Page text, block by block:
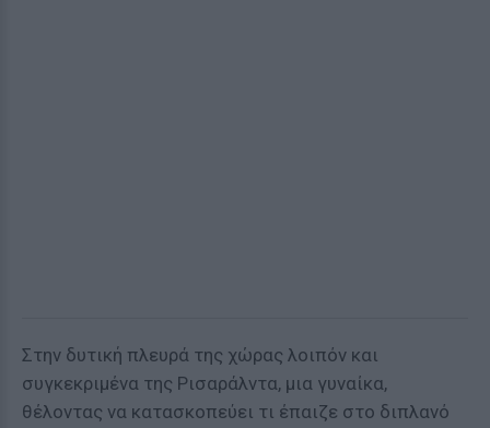
Στην δυτική πλευρά της χώρας λοιπόν και
συγκεκριμένα της Ρισαράλντα, μια γυναίκα,
θέλοντας να κατασκοπεύει τι έπαιζε στο διπλανό